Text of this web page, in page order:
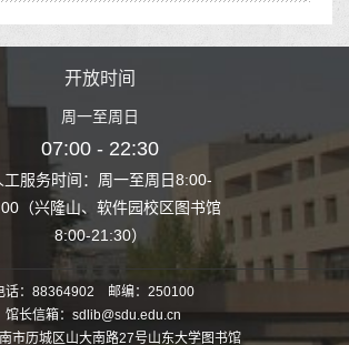
开放时间
周一至周日
07:00 - 22:30
工服务时间：周一至周日8:00-
（兴隆山、软件园校区图书馆
8:00-21:30）
人工服务时间
22:00（兴隆山
话：88364902 邮编：250100
馆长信箱：sdlib@sdu.edu.cn
市历城区山大南路27号山东大学图书馆